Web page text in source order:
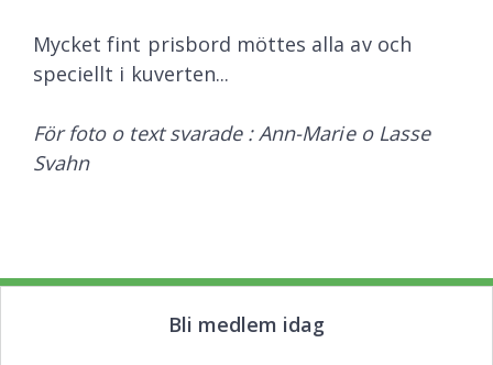
Mycket fint prisbord möttes alla av och
speciellt i kuverten...
För foto o text svarade : Ann-Marie o Lasse
Svahn
Bli medlem idag